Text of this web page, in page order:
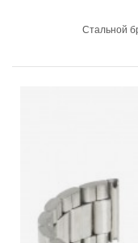
Стальной